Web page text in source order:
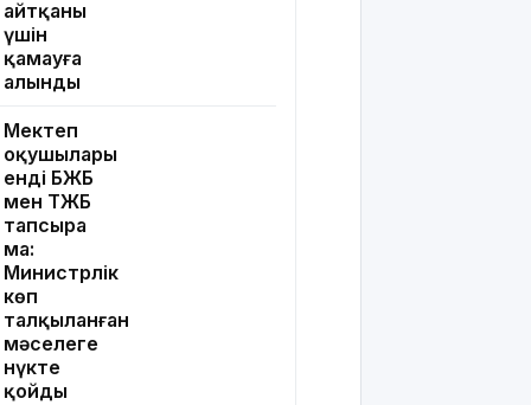
айтқаны
үшін
қамауға
алынды
Мектеп
оқушылары
енді БЖБ
мен ТЖБ
тапсыра
ма:
Министрлік
көп
талқыланған
мәселеге
нүкте
қойды